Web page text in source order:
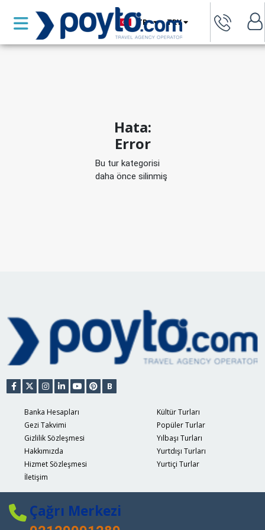
TR TRY
Hata:
Error
Bu tur kategorisi
daha önce silinmiş
B
Banka Hesapları
Gezi Takvimi
Gizlilik Sözleşmesi
Hakkımızda
Hizmet Sözleşmesi
İletişim
Kültür Turları
Popüler Turlar
Yılbaşı Turları
Yurtdışı Turları
Yurtiçi Turlar
Çağrı Merkezi